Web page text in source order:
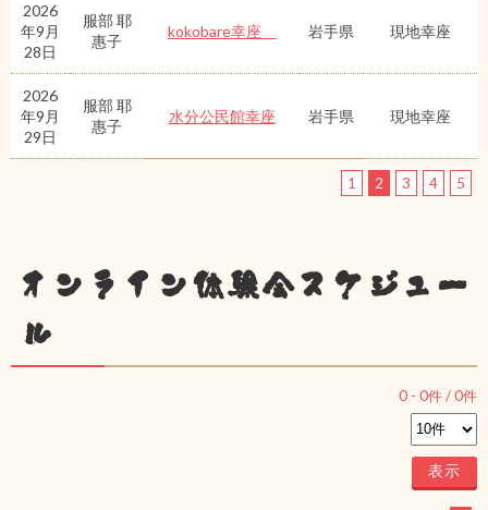
2026
年9月
28日
服部 耶
惠子
kokobare幸座 岩手県 現地幸座
2026
年9月
29日
服部 耶
惠子
水分公民館幸座 岩手県 現地幸座
1 2 3 4 5
オンライン体験会スケジュー
ル
0 - 0件 /0件